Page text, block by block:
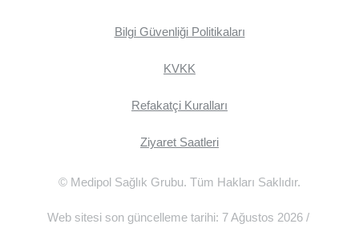
Bilgi Güvenliği Politikaları
KVKK
Refakatçi Kuralları
Ziyaret Saatleri
© Medipol Sağlık Grubu. Tüm Hakları Saklıdır.
Web sitesi son güncelleme tarihi: 7 Ağustos 2026 /